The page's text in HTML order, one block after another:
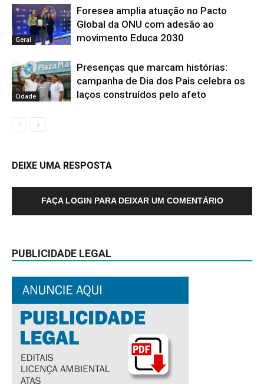
Geral
Foresea amplia atuação no Pacto
Global da ONU com adesão ao
movimento Educa 2030
Cidade
Presenças que marcam histórias:
campanha de Dia dos Pais celebra os
laços construídos pelo afeto
DEIXE UMA RESPOSTA
FAÇA LOGIN PARA DEIXAR UM COMENTÁRIO
PUBLICIDADE LEGAL